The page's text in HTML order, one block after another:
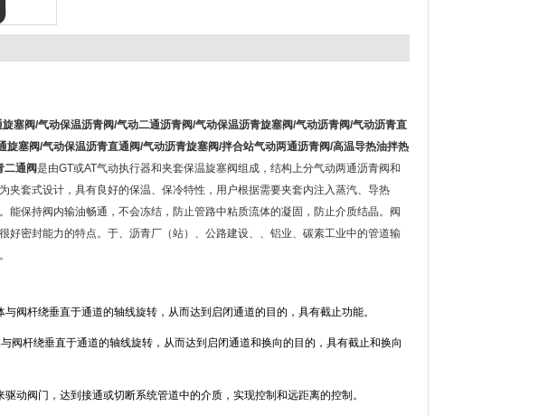
塞阀/气动保温沥青阀/气动二通沥青阀/气动保温沥青旋塞阀/气动沥青阀/气动沥青直
塞阀/气动保温沥青直通阀/气动沥青旋塞阀/拌合站气动两通沥青阀/高温导热油拌热
二通阀是由GT或AT气动执行器和夹套保温旋塞阀组成，结构上分气动两通沥青阀和
夹套式设计，具有良好的保温、保冷特性，用户根据需要夹套内注入蒸汽、导热
保持阀内输油畅通，不会冻结，防止管路中粘质流体的凝固，防止介质结晶。阀
好密封能力的特点。于、沥青厂（站）、公路建设、、铝业、碳素工业中的管道输
阀杆绕垂直于通道的轴线旋转，从而达到启闭通道的目的，具有截止功能。
阀杆绕垂直于通道的轴线旋转，从而达到启闭通道和换向的目的，具有截止和换向
动阀门，达到接通或切断系统管道中的介质，实现控制和远距离的控制。